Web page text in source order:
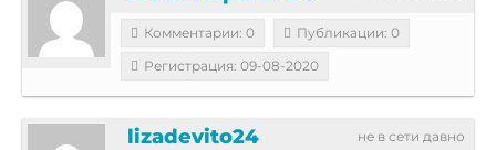
Комментарии: 0
Публикации: 0
Регистрация: 09-08-2020
не в сети давно
lizadevito24